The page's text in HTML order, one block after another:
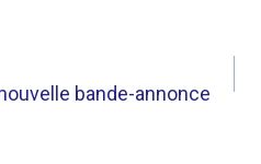
bande-annonce